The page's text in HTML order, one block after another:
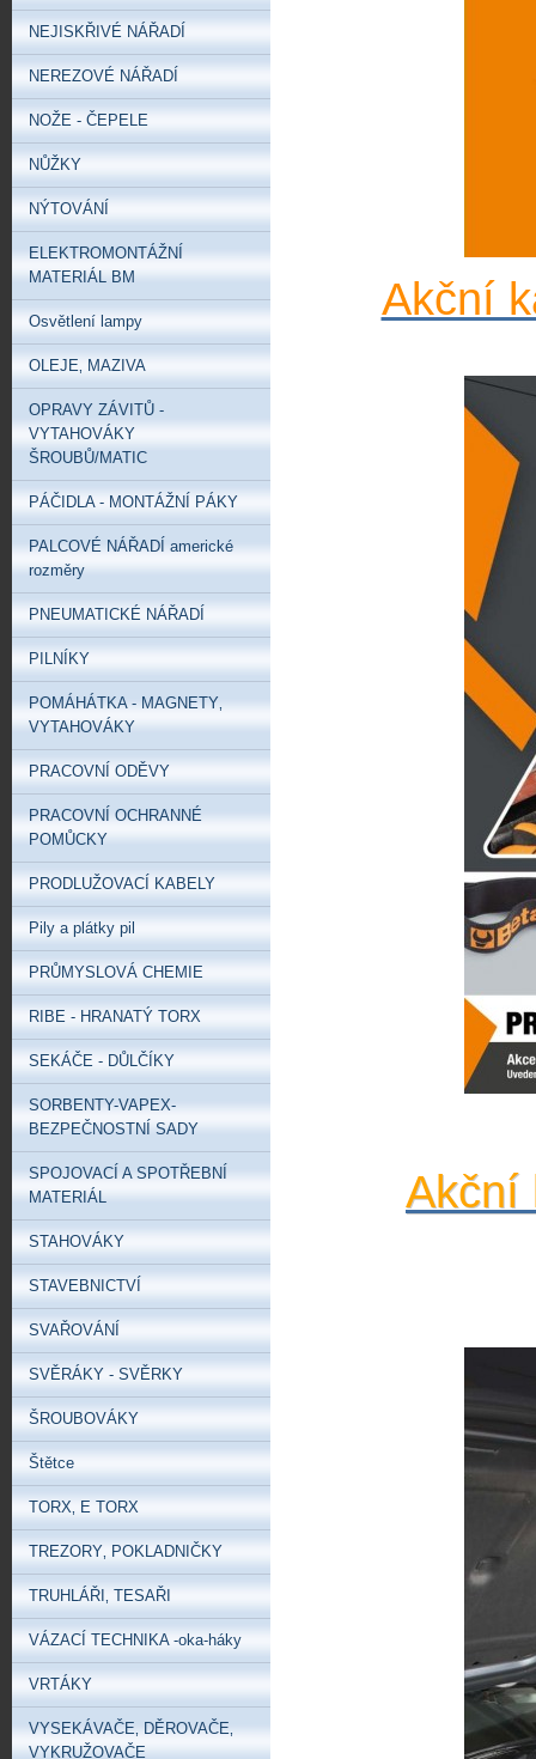
Akční
Akční
NEJISKŘIVÉ NÁŘADÍ
NEREZOVÉ NÁŘADÍ
NOŽE - ČEPELE
NŮŽKY
NÝTOVÁNÍ
ELEKTROMONTÁŽNÍ
MATERIÁL BM
Osvětlení lampy
OLEJE‚ MAZIVA
OPRAVY ZÁVITŮ -
VYTAHOVÁKY
ŠROUBŮ/MATIC
PÁČIDLA - MONTÁŽNÍ PÁKY
PALCOVÉ NÁŘADÍ americké
rozměry
PNEUMATICKÉ NÁŘADÍ
PILNÍKY
POMÁHÁTKA - MAGNETY‚
VYTAHOVÁKY
PRACOVNÍ ODĚVY
PRACOVNÍ OCHRANNÉ
POMŮCKY
PRODLUŽOVACÍ KABELY
Pily a plátky pil
PRŮMYSLOVÁ CHEMIE
RIBE - HRANATÝ TORX
SEKÁČE - DŮLČÍKY
SORBENTY-VAPEX-
BEZPEČNOSTNÍ SADY
SPOJOVACÍ A SPOTŘEBNÍ
MATERIÁL
STAHOVÁKY
STAVEBNICTVÍ
SVAŘOVÁNÍ
SVĚRÁKY - SVĚRKY
ŠROUBOVÁKY
Štětce
TORX‚ E TORX
TREZORY‚ POKLADNIČKY
TRUHLÁŘI‚ TESAŘI
VÁZACÍ TECHNIKA -oka-háky
VRTÁKY
VYSEKÁVAČE‚ DĚROVAČE‚
VYKRUŽOVAČE